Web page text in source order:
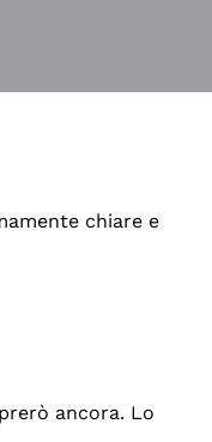
chiare e
ancora. Lo